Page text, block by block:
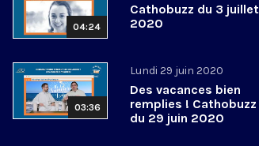
04:24
Cathobuzz du 3 juillet
2020
03:36
Lundi 29 juin 2020
Des vacances bien
remplies ! Cathobuzz
du 29 juin 2020